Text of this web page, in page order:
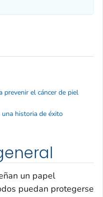
un papel
puedan protegerse
prevenir el cáncer de piel
una historia de éxito